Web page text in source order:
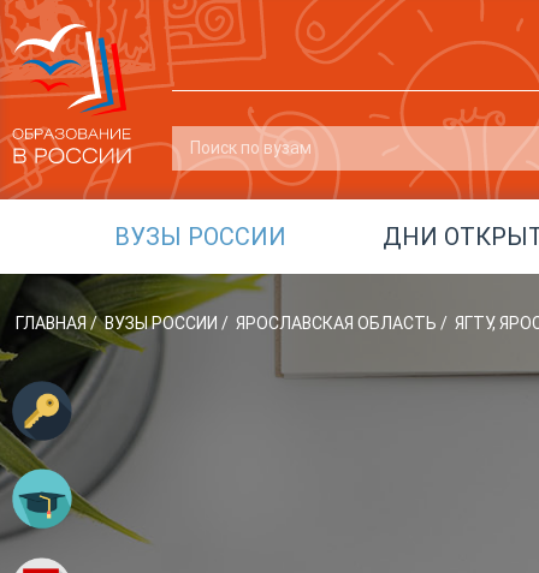
ВУЗЫ РОССИИ ДНИ
ГЛАВНАЯ / ВУЗЫ РОССИИ / ЯРОСЛАВСКАЯ ОБЛАСТЬ / ЯГТУ,